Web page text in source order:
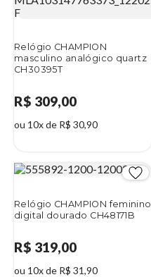
Relógio CHAMPION
masculino analógico quartz
CH30395T
R$ 309,00
ou 10x de R$ 30,90
Relógio CHAMPION feminino
digital dourado CH48171B
R$ 319,00
ou 10x de R$ 31,90